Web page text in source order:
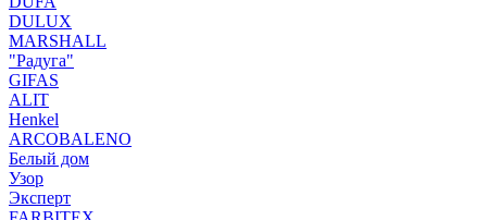
DULUX
MARSHALL
"Радуга"
GIFAS
ALIT
Henkel
ARCOBALENO
Белый дом
Узор
Эксперт